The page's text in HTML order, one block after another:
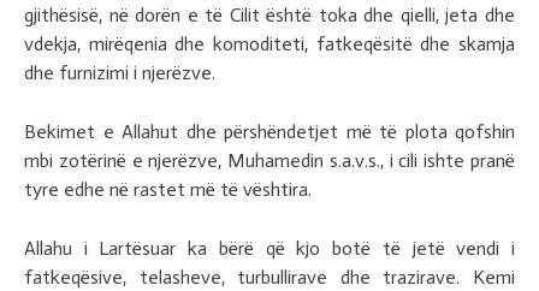
gjithësisë, në dorën e të Cilit është toka dhe qielli, jeta dhe
vdekja, mirëqenia dhe komoditeti, fatkeqësitë dhe skamja
dhe furnizimi i njerëzve.
Bekimet e Allahut dhe përshëndetjet më të plota qofshin
mbi zotërinë e njerëzve, Muhamedin s.a.v.s., i cili ishte pranë
tyre edhe në rastet më të vështira.
Allahu i Lartësuar ka bërë që kjo botë të jetë vendi i
fatkeqësive, telasheve, turbullirave dhe trazirave. Kemi